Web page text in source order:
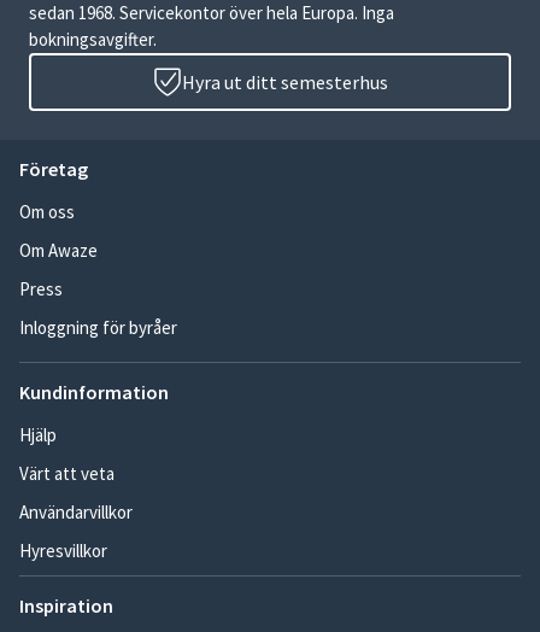
sedan 1968. Servicekontor över hela Europa. Inga
bokningsavgifter.
Hyra ut ditt semesterhus
Företag
Om oss
Om Awaze
Press
Inloggning för byråer
Kundinformation
Hjälp
Värt att veta
Användarvillkor
Hyresvillkor
Inspiration